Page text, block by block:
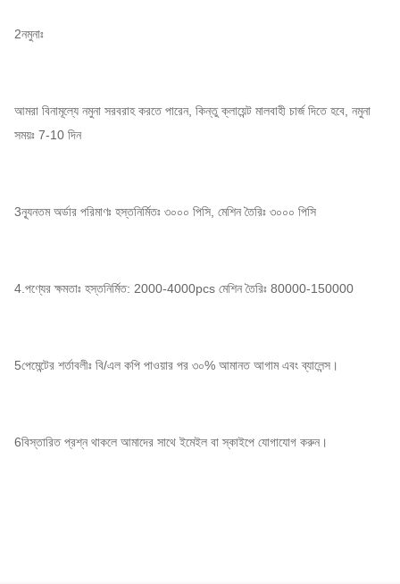
2নমুনাঃ
আমরা বিনামূল্যে নমুনা সরবরাহ করতে পারেন, কিন্তু ক্লায়েন্ট মালবাহী চার্জ দিতে হবে, নমুনা
সময়ঃ 7-10 দিন
3ন্যূনতম অর্ডার পরিমাণঃ হস্তনির্মিতঃ ৩০০০ পিসি, মেশিন তৈরিঃ ৩০০০ পিসি
4.পণ্যের ক্ষমতাঃ হস্তনির্মিত: 2000-4000pcs মেশিন তৈরিঃ 80000-150000
5পেমেন্টের শর্তাবলীঃ বি/এল কপি পাওয়ার পর ৩০% আমানত আগাম এবং ব্যালেন্স।
6বিস্তারিত প্রশ্ন থাকলে আমাদের সাথে ইমেইল বা স্কাইপে যোগাযোগ করুন।